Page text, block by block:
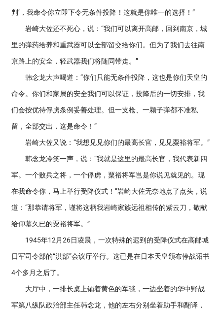
判’，我命令你立即下令无条件投降！这就是你唯一的选择！”
岩崎大佐还不死心，说：“我们可以离开高邮，回到南京，城
里的弹药给养和重武器可以全部留交给你们。但为了我们去往南
京路上的安全，轻武器我们将随同带走。”
韩念龙大声喝道：“你们只能无条件投降，这也是你们天皇的
命令。你们和家属的安全我们可以保证，投降后的一切安排，我
们会按优待俘虏条例妥善处理。但一支枪、一颗子弹都不准私
留，全部交出，这是命令！”
岩崎大佐又说：“我想见见你们的最高长官，见见粟裕将军。”
韩念龙冷笑一声，说：“我就是这里的最高长官，我代表新四
军。一个败兵之将，一个俘虏，粟裕将军岂是你说见就见的。现
在我命令你，马上举行受降仪式！”岩崎大佐无奈地点了点头，说
道：“那恭请将军，谨将这柄我岩崎家族远祖相传的紫云刀，敬献
给仰慕久已的粟裕将军。”
1945年12月26日凌晨，一次特殊的迟到的受降仪式在高邮城
日军司令部的“洪部”会议厅举行。这已是在日本天皇颁布停战诏书
4个多月之后了。
大厅中，一排长桌上铺着黄色的军毯，一边坐着的华中野战
军第八纵队政治部主任韩念龙，他的左右分别坐着助手和翻译，